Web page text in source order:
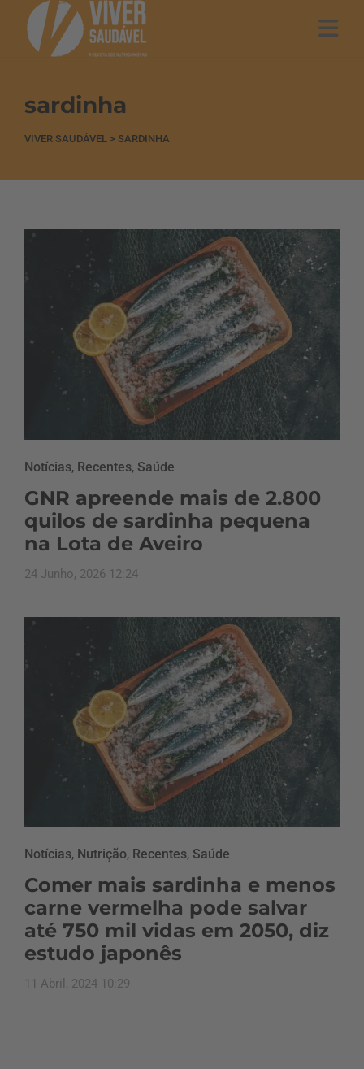
sardinha
VIVER SAUDÁVEL > SARDINHA
Notícias, Recentes, Saúde
GNR apreende mais de 2.800
quilos de sardinha pequena
na Lota de Aveiro
24 Junho, 2026 12:24
Notícias, Nutrição, Recentes, Saúde
Comer mais sardinha e menos
carne vermelha pode salvar
até 750 mil vidas em 2050, diz
estudo japonês
11 Abril, 2024 10:29